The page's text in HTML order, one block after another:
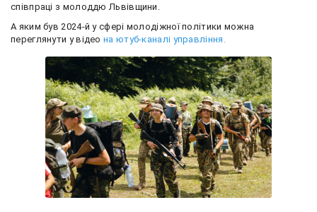
співпраці з молоддю Львівщини.
А яким був 2024-й у сфері молодіжної політики можна
переглянути у відеона ютуб-каналі управління.